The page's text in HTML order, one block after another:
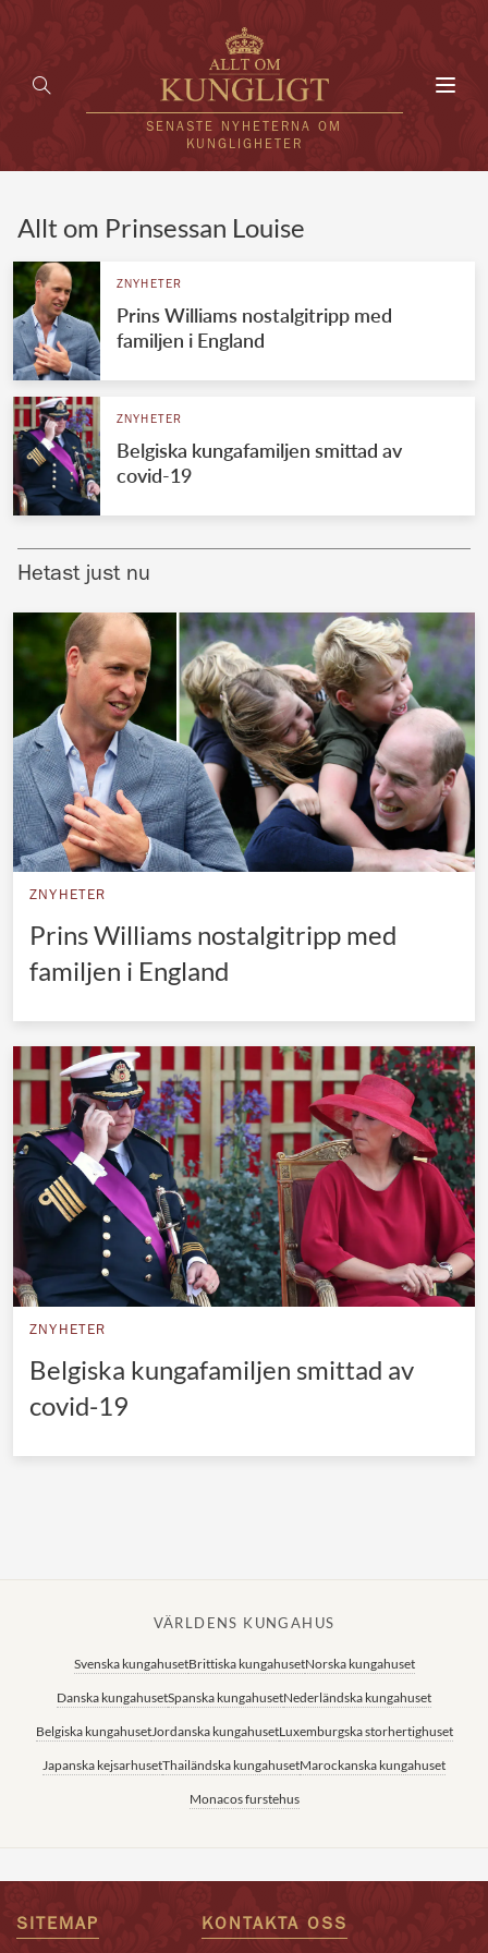
SENASTE NYHETERNA OM
KUNGLIGHETER
UTLÄNDSKT
VÄRLDENS KUNGAHUS
Svenska kungahuset
Brittiska kungahuset
Nederländska kungahuset
Belgiska kungahuset
Jordanska kungahuset
Luxemburgska storhertighuset
Japanska kejsarhuset
Thailändska kungahuset
Marockanska kungahuset
REDAKTION
Allt om Prinsessan Louise
ZNYHETER
Prins Williams nostalgitripp med
familjen i England
ZNYHETER
Belgiska kungafamiljen smittad av
covid-19
Hetast just nu
ZNYHETER
Prins Williams nostalgitripp med
familjen i England
ZNYHETER
Belgiska kungafamiljen smittad av
covid-19
VÄRLDENS KUNGAHUS
Svenska kungahusetBrittiska kungahusetNorska kungahuset
Danska kungahusetSpanska kungahusetNederländska kungahuset
Belgiska kungahusetJordanska kungahusetLuxemburgska storhertighuset
Japanska kejsarhusetThailändska kungahusetMarockanska kungahuset
Monacos furstehus
SITEMAP KONTAKTA OSS